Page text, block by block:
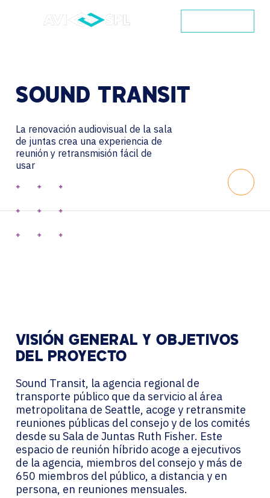
SOUND TRANSIT
La renovación audiovisual de la sala
de juntas crea una experiencia de
reunión y retransmisión fácil de
usar
VISIÓN GENERAL Y OBJETIVOS
DEL PROYECTO
Sound Transit, la agencia regional de
transporte público que da servicio al área
metropolitana de Seattle, acoge y retransmite
reuniones públicas del consejo y de los comités
desde su Sala de Juntas Ruth Fisher. Este
espacio de reunión híbrido acoge a ejecutivos
de la agencia, miembros del consejo y más de
650 miembros del público, a distancia y en
persona, en reuniones mensuales.